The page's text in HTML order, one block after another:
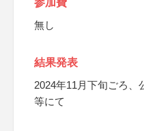
参加費
無し
結果発表
2024年11月下旬ごろ、
等にて